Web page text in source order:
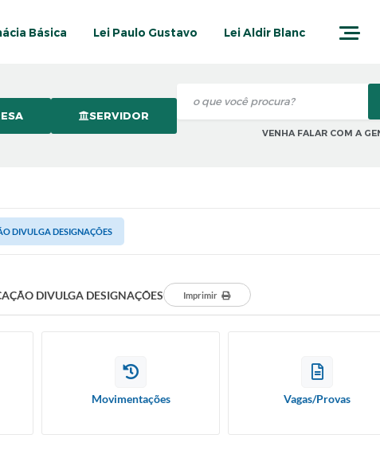
Básica Lei Paulo Gustavo Lei Aldir Blanc
SERVIDOR
VENHA FALAR COM A
DIVULGA DESIGNAÇÕES
DIVULGA DESIGNAÇÕES Imprimir
Movimentações Vagas/Provas